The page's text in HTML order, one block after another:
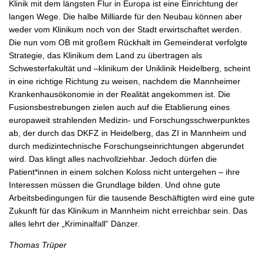
Klinik mit dem längsten Flur in Europa ist eine Einrichtung der
langen Wege. Die halbe Milliarde für den Neubau können aber
weder vom Klinikum noch von der Stadt erwirtschaftet werden.
Die nun vom OB mit großem Rückhalt im Gemeinderat verfolgte
Strategie, das Klinikum dem Land zu übertragen als
Schwesterfakultät und –klinikum der Uniklinik Heidelberg, scheint
in eine richtige Richtung zu weisen, nachdem die Mannheimer
Krankenhausökonomie in der Realität angekommen ist. Die
Fusionsbestrebungen zielen auch auf die Etablierung eines
europaweit strahlenden Medizin- und Forschungsschwerpunktes
ab, der durch das DKFZ in Heidelberg, das ZI in Mannheim und
durch medizintechnische Forschungseinrichtungen abgerundet
wird. Das klingt alles nachvollziehbar. Jedoch dürfen die
Patient*innen in einem solchen Koloss nicht untergehen – ihre
Interessen müssen die Grundlage bilden. Und ohne gute
Arbeitsbedingungen für die tausende Beschäftigten wird eine gute
Zukunft für das Klinikum in Mannheim nicht erreichbar sein. Das
alles lehrt der „Kriminalfall“ Dänzer.
Thomas Trüper